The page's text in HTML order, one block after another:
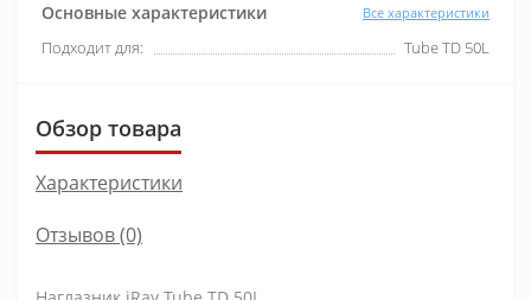
Основные характеристики Все характеристики
Подходит для: Tube TD 50L
Обзор товара
Характеристики
Отзывов (0)